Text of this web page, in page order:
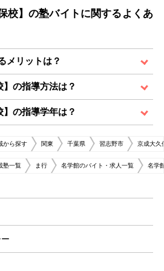
校】の塾バイトに関するよくあ
メリットは？
の指導方法は？
の指導学年は？
から探す 関東 千葉県 習志野市 京成大久
塾一覧 ま行 名学館のバイト・求人一覧 名学